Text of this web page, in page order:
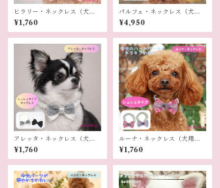
ヒラリー・ネックレス（犬用
ネックレス）
¥1,760
パルフェ・ネックレス（犬用
ネックレス）
¥4,950
アレッタ・ネックレス（犬用
ネックレス）
¥1,760
ルーナ・ネックレス（犬用ネ
ックレス）
¥1,760